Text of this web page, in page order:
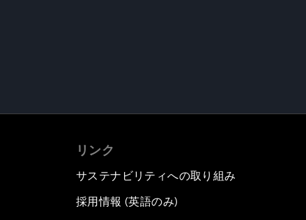
リンク
サステナビリティへの取り組み
採用情報 (英語のみ)